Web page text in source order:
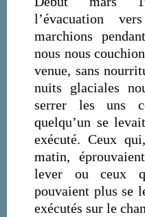
l’évacuation
marchions
nous nous
venue, sans
nuits glaciales
serrer les uns
quelqu’un se
exécuté. Ceux
matin,
lever ou ceux
pouvaient plus se
exécutés sur le